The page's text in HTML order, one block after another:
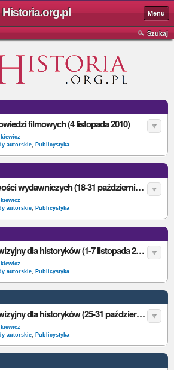
Historia.org.pl Menu
Szukaj
filmowych (4 listopada 2010)
autorskie, Publicystyka
Przegląd nowości wydawniczych (18-31 października 2010)
autorskie, Publicystyka
Program telewizyjny dla historyków (1-7 listopada 2010)
autorskie, Publicystyka
Program telewizyjny dla historyków (25-31 października 2010)
autorskie, Publicystyka